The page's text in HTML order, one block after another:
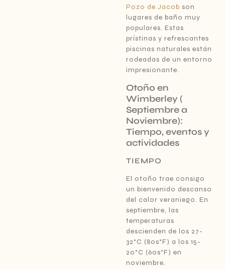
Pozo de Jacob son
lugares de baño muy
populares. Estas
prístinas y refrescantes
piscinas naturales están
rodeadas de un entorno
impresionante.
Otoño en
Wimberley (
Septiembre a
Noviembre):
Tiempo, eventos y
actividades
TIEMPO
El otoño trae consigo
un bienvenido descanso
del calor veraniego. En
septiembre, las
temperaturas
descienden de los 27-
32°C (80s°F) a los 15-
20°C (60s°F) en
noviembre.